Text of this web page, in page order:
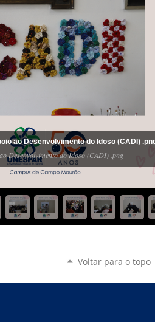
ao Desenvolvimento do Idoso (CADI)
Desenvolvimento do Idoso (CADI) .png
Voltar para o topo